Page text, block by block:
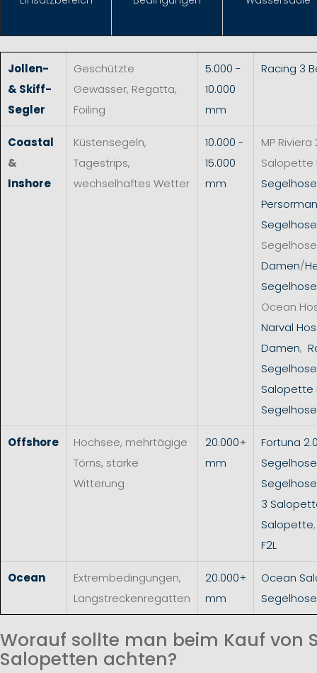
Jollen-
& Skiff-
Segler
Geschützte
Gewässer, Regatta,
Foiling
5.000 -
10.000
mm
Racing 3
Coastal
&
Inshore
Küstensegeln,
Tagestrips,
wechselhaftes Wetter
10.000 -
15.000
mm
MP Riviera
Salopette
Segelhose
Damen/
Ocean
Narval
Damen,
Segelhose
Salopette
Segelhose
Offshore
Hochsee, mehrtägige
Törns, starke
Witterung
20.000+
mm
Fortuna
Segelhose
3
Salopette
F2L
Ocean
Extrembedingungen,
Langstreckenregatten
20.000+
mm
Ocean
Segelhose
Worauf sollte man beim Kauf von
Salopetten achten?